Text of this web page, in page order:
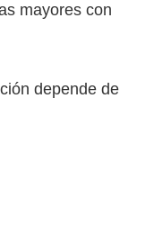
mayores con
depende de